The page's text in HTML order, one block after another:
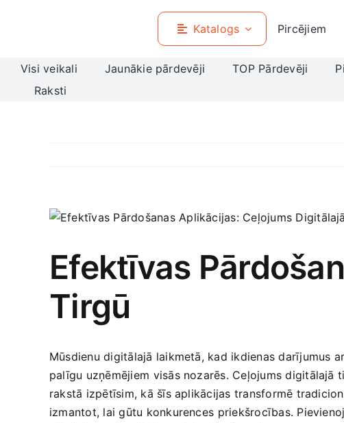
Katalogs Pircējiem
Visi veikali Jaunākie pārdevēji TOP Pārdevēji
Raksti
View
Image
Efektīvas
Tirgū
Mūsdienu digitālajā laikmetā, kad ikdienas darījumus
palīgu uzņēmējiem ⁢visās nozarēs.‌ Ceļojums digitālajā
rakstā izpētīsim, kā šīs ‍aplikācijas transformē
izmantot, lai gūtu konkurences⁤ priekšrocības.